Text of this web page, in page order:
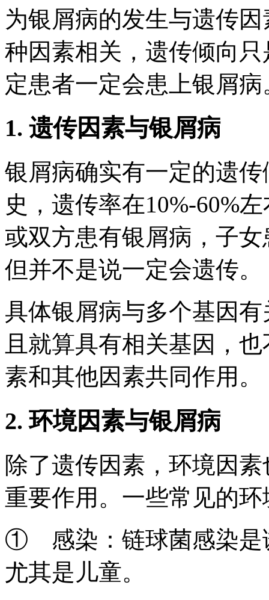
为银屑病的发生与遗传
种因素相关，遗传倾向
定患者一定会患上银屑病
1. 遗传因素与银屑病
银屑病确实有一定的遗
史，遗传率在10%-60%
或双方患有银屑病，子
但并不是说一定会遗传。
具体银屑病与多个基因
且就算具有相关基因，
素和其他因素共同作用。
2. 环境因素与银屑病
除了遗传因素，环境因
重要作用。一些常见的
① 感染：链球菌感染是
尤其是儿童。